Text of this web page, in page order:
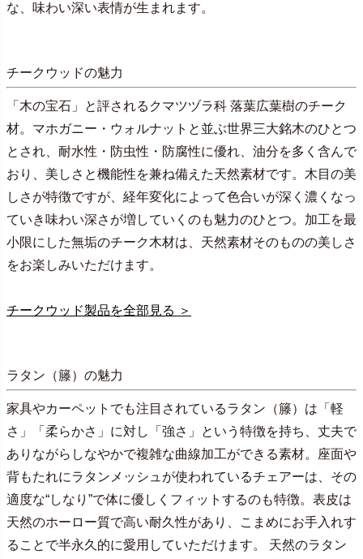
な、味わい深い表情が生まれます。
チークウッドの魅力
「木の宝石」と評されるクマツヅラ科 落葉広葉樹のチーク
材。マホガニー・ウォルナットと並ぶ世界三大銘木のひとつ
とされ、耐水性・防虫性・防腐性に優れ、油分を多く含んで
おり、美しさと機能性を兼ね備えた天然素材です。木目の美
しさが特徴ですが、経年変化によって色合いが深く濃くなっ
ていき味わい深さが増していくのも魅力のひとつ。加工を最
小限にした無垢のチーク木材は、天然素材そのものの美しさ
をお楽しみいただけます。
チークウッド製品を全部見る ＞
ラタン（籐）の魅力
家具やカーペットでも注目されているラタン（籐）は「軽
さ」「柔らかさ」に対し「強さ」という特徴を持ち、丈夫で
ありながらしなやかで複雑な曲線加工ができる素材。座面や
背もたれにラタンメッシュが使われているチェアーは、その
適度な“しなり”で体に優しくフィットするのも特徴。表皮は
天然のホーロー質で高い耐久性があり、こまめにお手入れす
ることで半永久的に愛用していただけます。 天然のラタン